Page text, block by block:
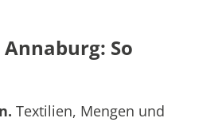
So
Textilien, Mengen und